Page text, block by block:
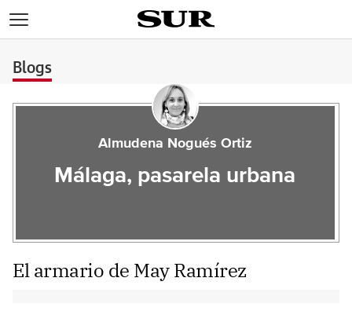
Blogs
Almudena Nogués Ortiz
Málaga, pasarela urbana
El armario de May Ramírez